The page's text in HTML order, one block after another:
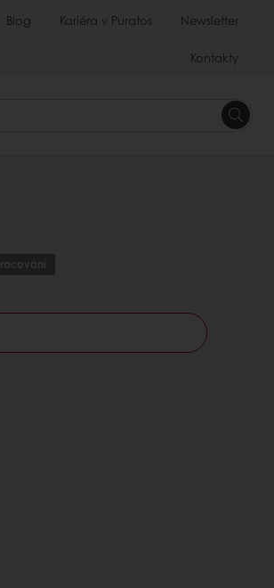
Blog Kariéra v Puratos Newsletter
Kontakty
Hledat